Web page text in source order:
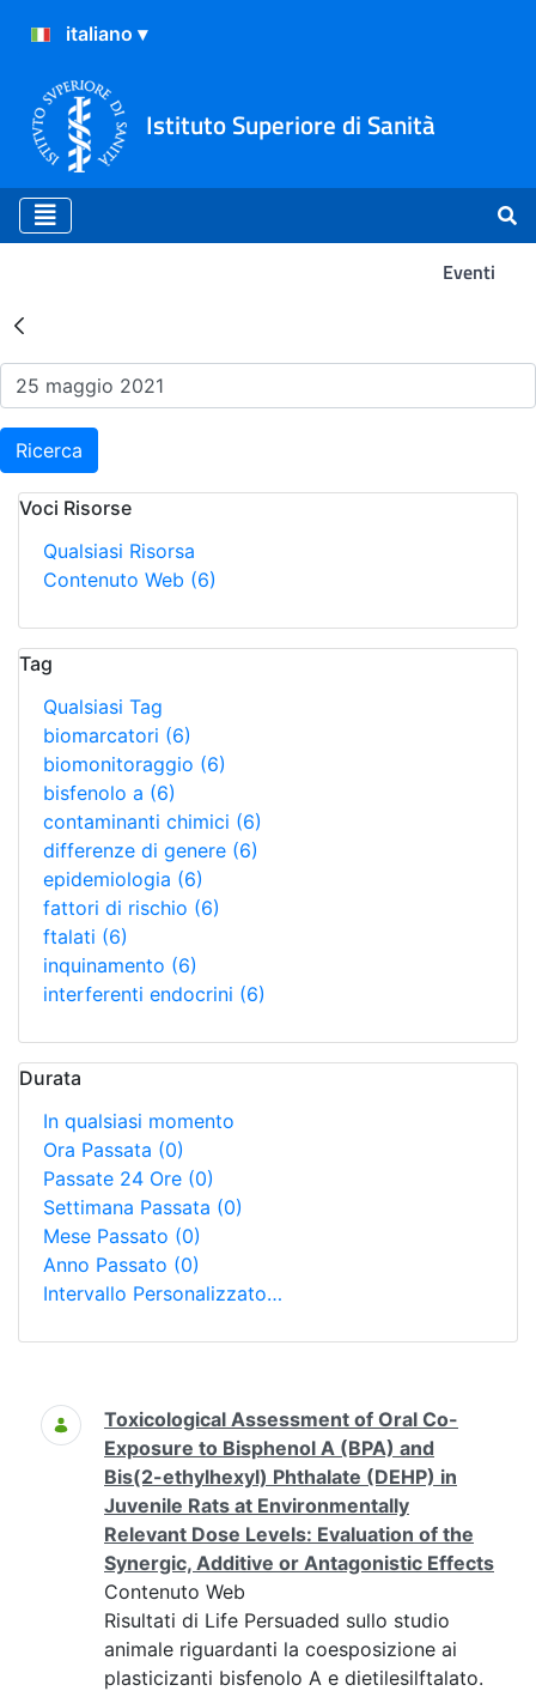
Istituto Superiore di Sanità
Eventi
Risultati della Ricerca -
Ricerca
Voci Risorse
Qualsiasi Risorsa
Contenuto Web (6)
Tag
Qualsiasi Tag
biomarcatori (6)
biomonitoraggio (6)
bisfenolo a (6)
contaminanti chimici (6)
differenze di genere (6)
epidemiologia (6)
fattori di rischio (6)
ftalati (6)
inquinamento (6)
interferenti endocrini (6)
Durata
In qualsiasi momento
Ora Passata (0)
Passate 24 Ore (0)
Settimana Passata (0)
Mese Passato (0)
Anno Passato (0)
Intervallo Personalizzato…
Ricerca
Toxicological Assessment of Oral Co-
Exposure to Bisphenol A (BPA) and
Bis(2-ethylhexyl) Phthalate (DEHP) in
Juvenile Rats at Environmentally
Relevant Dose Levels: Evaluation of the
Synergic, Additive or Antagonistic Effects
Contenuto Web
Risultati di Life Persuaded sullo studio
animale riguardanti la coesposizione ai
plasticizanti bisfenolo A e dietilesilftalato.